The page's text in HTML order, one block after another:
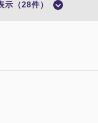
示（28件）